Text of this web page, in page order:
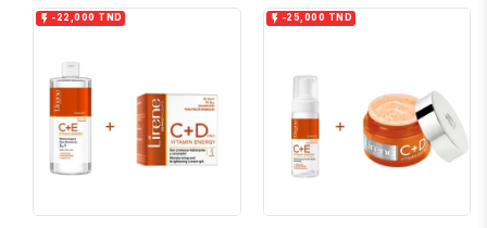
 -22,000 TND  -25,000 TND